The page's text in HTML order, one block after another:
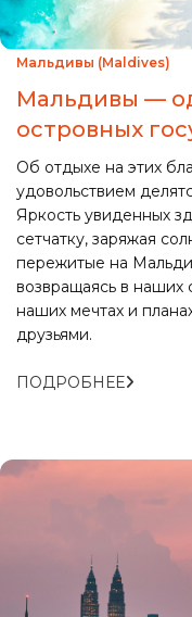
Мальдивы (Maldives)
Мальдивы —
островных
Об отдыхе на этих
удовольствием
Яркость увиденных
сетчатку, заряжая
пережитые на
возвращаясь в наших
наших мечтах и
друзьями.
ПОДРОБНЕЕ